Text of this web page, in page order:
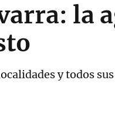
la
y todos